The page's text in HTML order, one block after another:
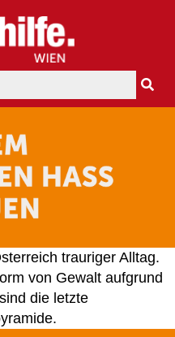
trauriger Alltag.
von Gewalt aufgrund
die letzte